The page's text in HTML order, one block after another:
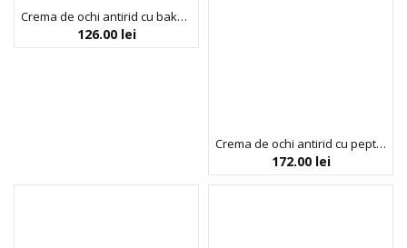
Crema de ochi antirid cu bakuchiol si retinol, Bueno, 20 g
126.00 lei
Crema de ochi antirid cu peptide MGF, pentru hidratarea tenului, Bueno, 30 g
172.00 lei